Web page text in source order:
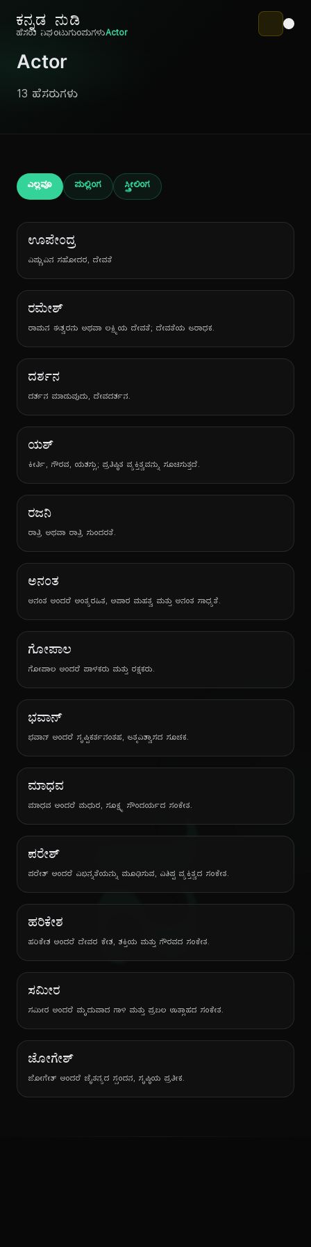
ಕನ್ನಡ ನುಡಿ
ನ
ಹೆಸರು ನಿಘಂಟುಗುಂಪುಗಳುActor
Actor
13 ಹೆಸರುಗಳು
ಎಲ್ಲವೂ ಪುಲ್ಲಿಂಗ ಸ್ತ್ರೀಲಿಂಗ
ಊಪೇಂದ್ರ
ವಿಷ್ಣುವಿನ ಸಹೋದರ, ದೇವತೆ
ರಮೇಶ್
ರಾಮನ ಈಶ್ವರನು ಅಥವಾ ಲಕ್ಷ್ಮಿಯ ದೇವತೆ; ದೇವತೆಯ ಆರಾಧಕ.
ದರ್ಶನ
ದರ್ಶನ ಮಾಡುವುದು, ದೇವದರ್ಶನ.
ಯಶ್
ಕೀರ್ತಿ, ಗೌರವ, ಯಶಸ್ಸು; ಪ್ರತಿಷ್ಠಿತ ವ್ಯಕ್ತಿತ್ವವನ್ನು ಸೂಚಿಸುತ್ತದೆ.
ರಜನಿ
ರಾತ್ರಿ ಅಥವಾ ರಾತ್ರಿ ಸುಂದರತೆ.
ಅನಂತ
ಅನಂತ ಅಂದರೆ ಅಂತ್ಯರಹಿತ, ಅಪಾರ ಮಹತ್ವ ಮತ್ತು ಅನಂತ ಸಾಧ್ಯತೆ.
ಗೋಪಾಲ
ಗೋಪಾಲ ಅಂದರೆ ಪಾಳಕರು ಮತ್ತು ರಕ್ಷಕರು.
ಭವಾನ್
ಭವಾನ್ ಅಂದರೆ ಸೃಷ್ಟಿಕರ್ತನಂತಹ, ಆತ್ಮವಿಶ್ವಾಸದ ಸೂಚಕ.
ಮಾಧವ
ಮಾಧವ ಅಂದರೆ ಮಧುರ, ಸೂಕ್ಷ್ಮ ಸೌಂದರ್ಯದ ಸಂಕೇತ.
ಪರೇಶ್
ಪರೇಶ್ ಅಂದರೆ ವಿಭಿನ್ನತೆಯನ್ನು ಮೂಢಿಸುವ, ವಿಶಿಷ್ಟ ವ್ಯಕ್ತಿತ್ವದ ಸಂಕೇತ.
ಹರಿಕೇಶ
ಹರಿಕೇಶ ಅಂದರೆ ದೇವರ ಕೇಶ, ಶಕ್ತಿಯ ಮತ್ತು ಗೌರವದ ಸಂಕೇತ.
ಸಮೀರ
ಸಮೀರ ಅಂದರೆ ಮೃದುವಾದ ಗಾಳಿ ಮತ್ತು ಪ್ರಬಲ ಉತ್ಸಾಹದ ಸಂಕೇತ.
ಜೋಗೇಶ್
ಜೋಗೇಶ್ ಅಂದರೆ ಚೈತನ್ಯದ ಸ್ಪಂದನ, ಸೃಷ್ಠಿಯ ಪ್ರತೀಕ.